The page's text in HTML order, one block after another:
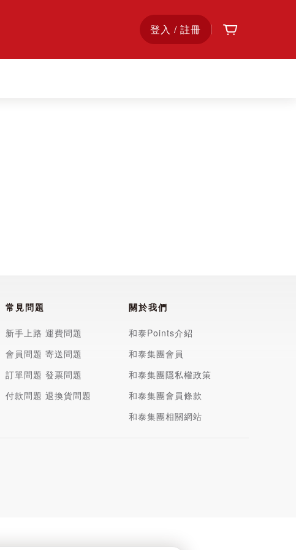
登入 / 註冊
常見問題
新手上路
會員問題
訂單問題
付款問題
運費問題
寄送問題
發票問題
退換貨問題
關於我們
和泰Points介紹
和泰集團會員
和泰集團隱私權政策
和泰集團會員條款
和泰集團相關網站